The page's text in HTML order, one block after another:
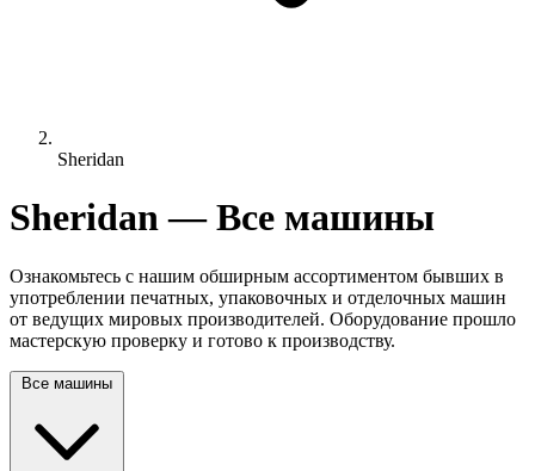
Sheridan
Sheridan — Все машины
Ознакомьтесь с нашим обширным ассортиментом бывших в
употреблении печатных, упаковочных и отделочных машин
от ведущих мировых производителей. Оборудование прошло
мастерскую проверку и готово к производству.
Все машины